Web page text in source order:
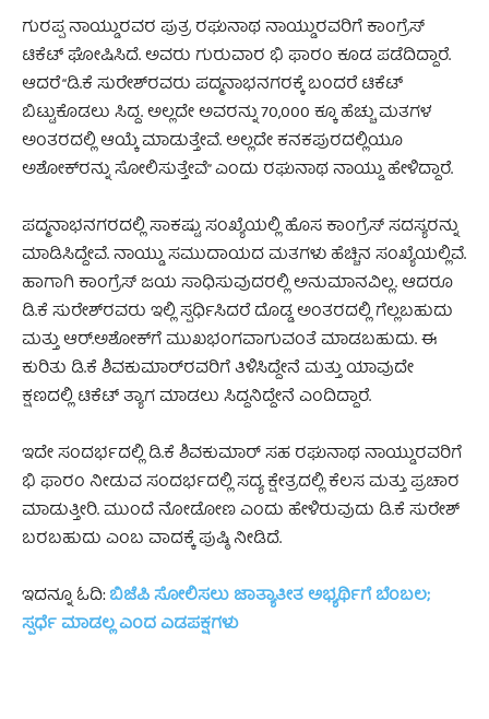
ಗುರಪ್ಪ ನಾಯ್ಡುರವರ ಪುತ್ರ ರಘುನಾಥ ನಾಯ್ಡುರವರಿಗೆ ಕಾಂಗ್ರೆಸ್
ಟಿಕೆಟ್ ಘೋಷಿಸಿದೆ. ಅವರು ಗುರುವಾರ ಭಿ ಫಾರಂ ಕೂಡ ಪಡೆದಿದ್ದಾರೆ.
ಆದರೆ “ಡಿ.ಕೆ ಸುರೇಶ್‌ರವರು ಪದ್ಮನಾಭನಗರಕ್ಕೆ ಬಂದರೆ ಟಿಕೆಟ್
ಬಿಟ್ಟುಕೊಡಲು ಸಿದ್ದ. ಅಲ್ಲದೇ ಅವರನ್ನು 70,000 ಕ್ಕೂ ಹೆಚ್ಚು ಮತಗಳ
ಅಂತರದಲ್ಲಿ ಆಯ್ಕೆ ಮಾಡುತ್ತೇವೆ. ಅಲ್ಲದೇ ಕನಕಪುರದಲ್ಲಿಯೂ
ಅಶೋಕ್‌ರನ್ನು ಸೋಲಿಸುತ್ತೇವೆ” ಎಂದು ರಘುನಾಥ ನಾಯ್ಡು ಹೇಳಿದ್ದಾರೆ.
ಪದ್ಮನಾಭನಗರದಲ್ಲಿ ಸಾಕಷ್ಟು ಸಂಖ್ಯೆಯಲ್ಲಿ ಹೊಸ ಕಾಂಗ್ರೆಸ್ ಸದಸ್ಯರನ್ನು
ಮಾಡಿಸಿದ್ದೇವೆ. ನಾಯ್ಡು ಸಮುದಾಯದ ಮತಗಳು ಹೆಚ್ಚಿನ ಸಂಖ್ಯೆಯಲ್ಲಿವೆ.
ಹಾಗಾಗಿ ಕಾಂಗ್ರೆಸ್ ಜಯ ಸಾಧಿಸುವುದರಲ್ಲಿ ಅನುಮಾನವಿಲ್ಲ. ಆದರೂ
ಡಿ.ಕೆ ಸುರೇಶ್‌ರವರು ಇಲ್ಲಿ ಸ್ಪರ್ಧಿಸಿದರೆ ದೊಡ್ಡ ಅಂತರದಲ್ಲಿ ಗೆಲ್ಲಬಹುದು
ಮತ್ತು ಆರ್‌.ಅಶೋಕ್‌ಗೆ ಮುಖಭಂಗವಾಗುವಂತೆ ಮಾಡಬಹುದು. ಈ
ಕುರಿತು ಡಿ.ಕೆ ಶಿವಕುಮಾರ್‌ರವರಿಗೆ ತಿಳಿಸಿದ್ದೇನೆ ಮತ್ತು ಯಾವುದೇ
ಕ್ಷಣದಲ್ಲಿ ಟಿಕೆಟ್ ತ್ಯಾಗ ಮಾಡಲು ಸಿದ್ದನಿದ್ದೇನೆ ಎಂದಿದ್ದಾರೆ.
ಇದೇ ಸಂದರ್ಭದಲ್ಲಿ ಡಿ.ಕೆ ಶಿವಕುಮಾರ್ ಸಹ ರಘುನಾಥ ನಾಯ್ಡುರವರಿಗೆ
ಭಿ ಫಾರಂ ನೀಡುವ ಸಂದರ್ಭದಲ್ಲಿ ಸದ್ಯ ಕ್ಷೇತ್ರದಲ್ಲಿ ಕೆಲಸ ಮತ್ತು ಪ್ರಚಾರ
ಮಾಡುತ್ತೀರಿ. ಮುಂದೆ ನೋಡೋಣ ಎಂದು ಹೇಳಿರುವುದು ಡಿ.ಕೆ ಸುರೇಶ್
ಬರಬಹುದು ಎಂಬ ವಾದಕ್ಕೆ ಪುಷ್ಠಿ ನೀಡಿದೆ.
ಇದನ್ನೂ ಓದಿ:ಬಿಜೆಪಿ ಸೋಲಿಸಲು ಜಾತ್ಯಾತೀತ ಅಭ್ಯರ್ಥಿಗೆ ಬೆಂಬಲ;
ಸ್ಪರ್ಧೆ ಮಾಡಲ್ಲ ಎಂದ ಎಡಪಕ್ಷಗಳು